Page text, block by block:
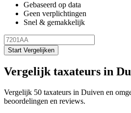
Gebaseerd op data
Geen verplichtingen
Snel & gemakkelijk
Start Vergelijken
Vergelijk taxateurs in
Vergelijk 50 taxateurs in Duiven en
beoordelingen en reviews.